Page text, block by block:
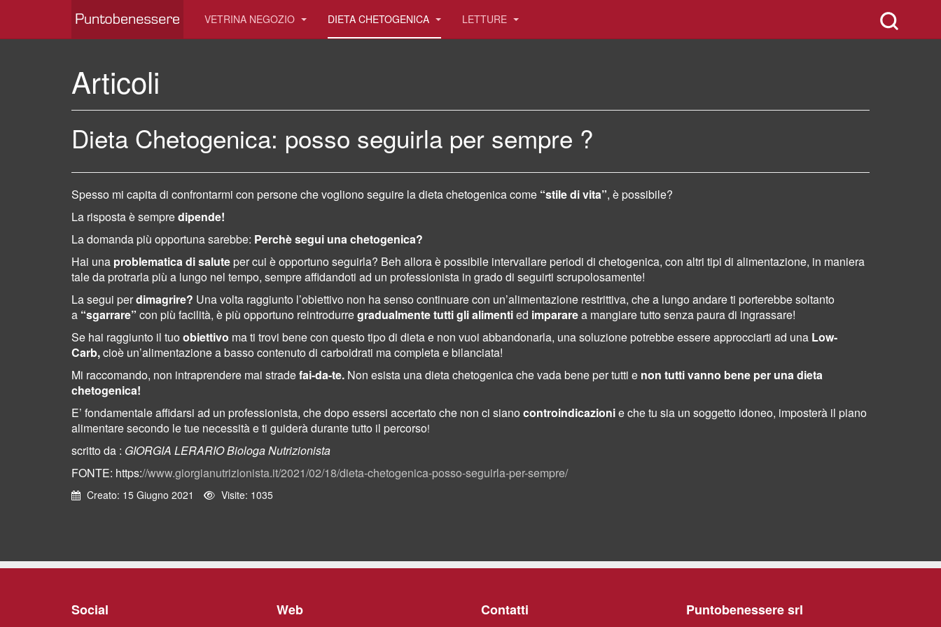
VETRINA NEGOZIO DIETA CHETOGENICA LETTURE
Articoli
Dieta Chetogenica: posso seguirla per sempre ?
Spesso mi capita di confrontarmi con persone che vogliono seguire la dieta chetogenica come “stile di vita”, è possibile?
La risposta è sempredipende!
La domanda più opportuna sarebbe: Perchè segui una chetogenica?
Hai una problematica di salute per cui è opportuno seguirla? Beh allora è possibile intervallare periodi di chetogenica, con altri tipi di alimentazione, in maniera
tale da protrarla più a lungo nel tempo, sempre affidandoti ad un professionista in grado di seguirti scrupolosamente!
La segui perdimagrire? Una volta raggiunto l’obiettivo non ha senso continuare con un’alimentazione restrittiva, che a lungo andare ti porterebbe soltanto
a “sgarrare” con più facilità, è più opportuno reintrodurregradualmente tutti gli alimentied impararea mangiare tutto senza paura di ingrassare!
Se hai raggiunto il tuo obiettivo ma ti trovi bene con questo tipo di dieta e non vuoi abbandonarla, una soluzione potrebbe essere approcciarti ad una Low-
Carb,cioè un’alimentazione a basso contenuto di carboidrati ma completa e bilanciata!
Mi raccomando, non intraprendere mai stradefai-da-te. Non esista una dieta chetogenica che vada bene per tutti e non tutti vanno bene per una dieta
chetogenica!
E’ fondamentale affidarsi ad un professionista, che dopo essersi accertato che non ci siano controindicazionie che tu sia un soggetto idoneo, imposterà il piano
alimentare secondo le tue necessità e ti guiderà durante tutto il percorso!
scritto da : GIORGIA LERARIO Biologa Nutrizionista
FONTE: https://www.giorgianutrizionista.it/2021/02/18/dieta-chetogenica-posso-seguirla-per-sempre/
Creato: 15 Giugno 2021 Visite: 1035
Social Web Contatti Puntobenessere srl